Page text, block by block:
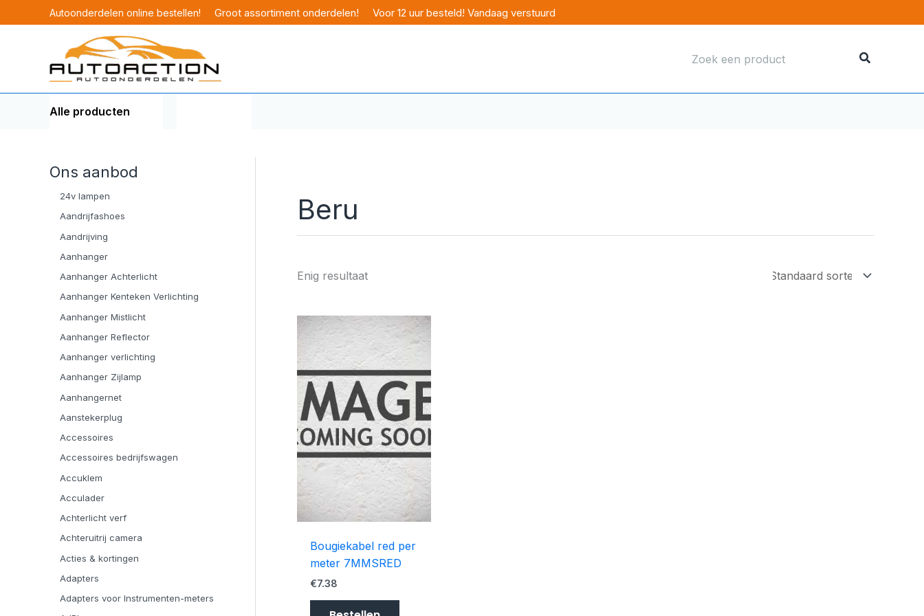
naar
Autoonderdelen online bestellen! Groot assortiment onderdelen! Voor 12 uur besteld! Vandaag verstuurd
naar:
Alle producten
Ons aanbod
24v lampen
Aandrijfashoes
Aandrijving
Aanhanger
Aanhanger Achterlicht
Aanhanger Kenteken Verlichting
Aanhanger Mistlicht
Aanhanger Reflector
Aanhanger verlichting
Aanhanger Zijlamp
Aanhangernet
Aanstekerplug
Accessoires
Accessoires bedrijfswagen
Accuklem
Acculader
Achterlicht verf
Achteruitrij camera
Acties & kortingen
Adapters
Adapters voor Instrumenten-meters
Beru
Enig resultaat
Bougiekabel red per
meter 7MMSRED
€7.38